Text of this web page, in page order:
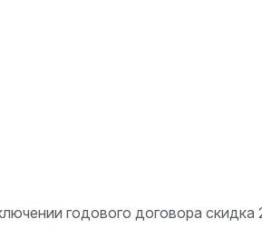
годового договора скидка